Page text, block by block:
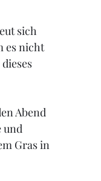
sich
es nicht
Abend
und
Gras in